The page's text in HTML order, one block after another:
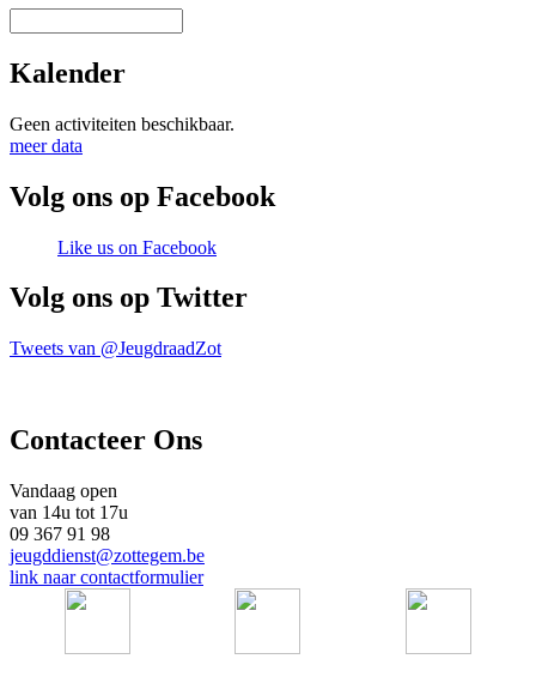
Kalender
Geen activiteiten beschikbaar.
meer data
Volg ons op Facebook
Like us on Facebook
Volg ons op Twitter
Tweets van @JeugdraadZot
Contacteer Ons
Vandaag open
van 14u tot 17u
09 367 91 98
jeugddienst@zottegem.be
link naar contactformulier